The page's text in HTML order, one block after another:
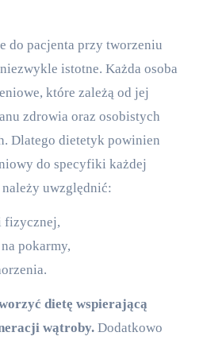
do pacjenta przy tworzeniu
istotne. Każda osoba
które zależą od jej
zdrowia oraz osobistych
Dlatego dietetyk powinien
do specyfiki każdej
uwzględnić:
fizycznej,
pokarmy,
dietę wspierającą
wątroby.Dodatkowo